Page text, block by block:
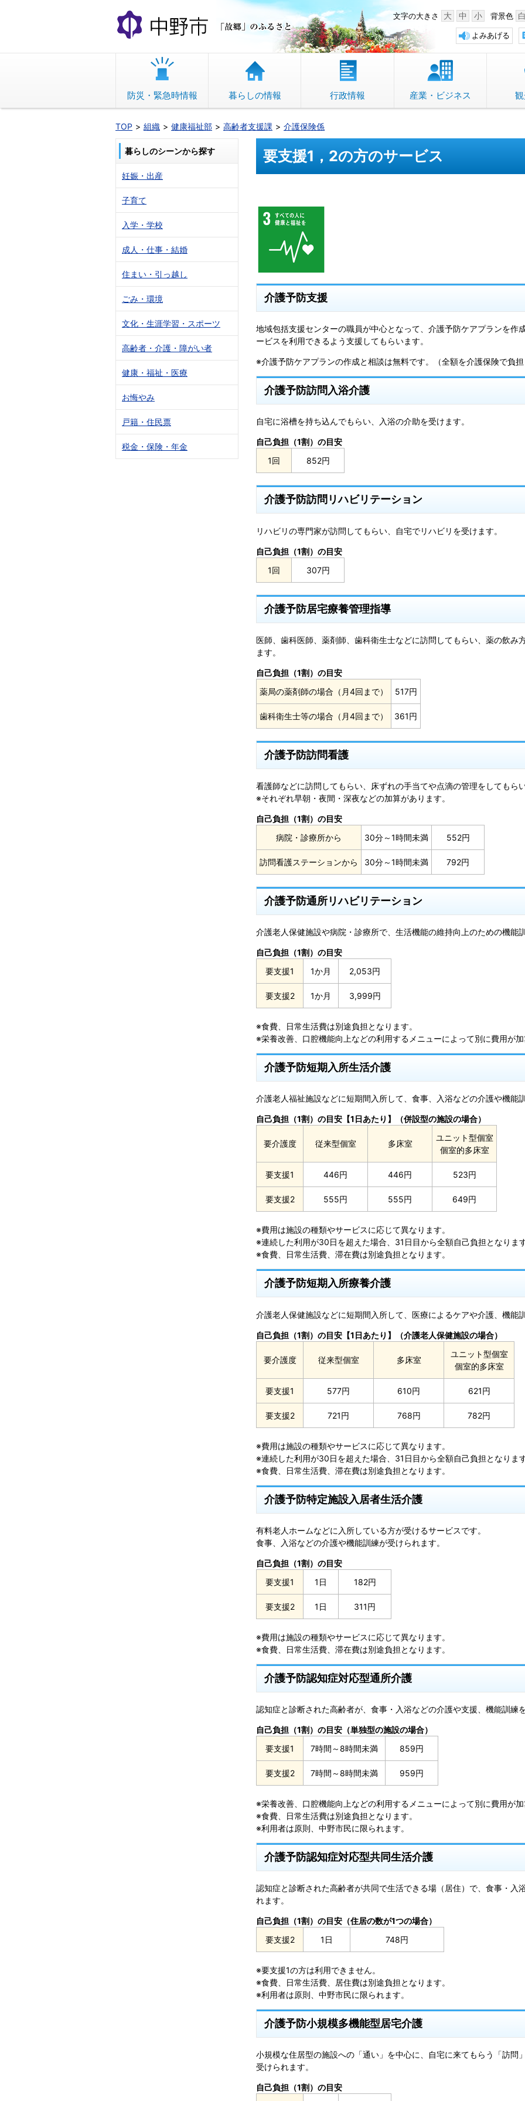
文
へ
動
中野市 「故郷」のふるさと 背景色 白
文字の大きさ 大 中 小
よみあげる
防災・緊急時情報 暮らしの情報 行政情報 産業・ビジネス
TOP 組織 健康福祉部 高齢者支援課 介護保険係
要支援1，2の方のサービス
介護予防支援
地域包括支援センターの職員が中心となって、介護予防ケアプランを作
ービスを利用できるよう支援してもらいます。
※介護予防ケアプランの作成と相談は無料です。（全額を介護保険で負担
介護予防訪問入浴介護
自宅に浴槽を持ち込んでもらい、入浴の介助を受けます。
自己負担（1割）の目安
1回
852円
介護予防訪問リハビリテーション
リハビリの専門家が訪問してもらい、自宅でリハビリを受けます。
自己負担（1割）の目安
1回
307円
介護予防居宅療養管理指導
医師、歯科医師、薬剤師、歯科衛生士などに訪問してもらい、薬の飲み
ます。
自己負担（1割）の目安
薬局の薬剤師の場合（月4回まで）
517円
歯科衛生士等の場合（月4回まで） 361円
介護予防訪問看護
看護師などに訪問してもらい、床ずれの手当てや点滴の管理をしてもらい
※それぞれ早朝・夜間・深夜などの加算があります。
自己負担（1割）の目安
病院・診療所から
30分～1時間未満 552円
訪問看護ステーションから 30分～1時間未満 792円
介護予防通所リハビリテーション
介護老人保健施設や病院・診療所で、生活機能の維持向上のための機能
自己負担（1割）の目安
要支援1
1か月 2,053円
要支援2 1か月 3,999円
※食費、日常生活費は別途負担となります。
※栄養改善、口腔機能向上などの利用するメニューによって別に費用が加
介護予防短期入所生活介護
介護老人福祉施設などに短期間入所して、食事、入浴などの介護や機能
要介護度 従来型個室 多床室
ユニット型個室
個室的多床室
自己負担（1割）の目安【1日あたり】（併設型の施設の場合）
要支援1 446円 446円 523円
要支援2 555円 555円 649円
※費用は施設の種類やサービスに応じて異なります。
※連続した利用が30日を超えた場合、31日目から全額自己負担となります
※食費、日常生活費、滞在費は別途負担となります。
介護予防短期入所療養介護
介護老人保健施設などに短期間入所して、医療によるケアや介護、機能
自己負担（1割）の目安【1日あたり】（介護老人保健施設の場合）
要介護度 従来型個室 多床室
ユニット型個室
個室的多床室
要支援1 577円 610円 621円
要支援2 721円 768円 782円
※費用は施設の種類やサービスに応じて異なります。
※連続した利用が30日を超えた場合、31日目から全額自己負担となります
※食費、日常生活費、滞在費は別途負担となります。
介護予防特定施設入居者生活介護
有料老人ホームなどに入所している方が受けるサービスです。
食事、入浴などの介護や機能訓練が受けられます。
自己負担（1割）の目安
要支援1
1日 182円
要支援2 1日 311円
※費用は施設の種類やサービスに応じて異なります。
※食費、日常生活費、滞在費は別途負担となります。
介護予防認知症対応型通所介護
認知症と診断された高齢者が、食事・入浴などの介護や支援、機能訓練
自己負担（1割）の目安（単独型の施設の場合）
要支援1
7時間～8時間未満 859円
要支援2 7時間～8時間未満 959円
※栄養改善、口腔機能向上などの利用するメニューによって別に費用が加
※食費、日常生活費は別途負担となります。
※利用者は原則、中野市民に限られます。
介護予防認知症対応型共同生活介護
認知症と診断された高齢者が共同で生活できる場（居住）で、食事・入
れます。
自己負担（1割）の目安（住居の数が1つの場合）
要支援2
1日 748円
※要支援1の方は利用できません。
※食費、日常生活費、居住費は別途負担となります。
※利用者は原則、中野市民に限られます。
介護予防小規模多機能型居宅介護
小規模な住居型の施設への「通い」を中心に、自宅に来てもらう「訪問
受けられます。
自己負担（1割）の目安
暮らしのシーンから探す
妊娠・出産
子育て
入学・学校
成人・仕事・結婚
住まい・引っ越し
ごみ・環境
文化・生涯学習・スポーツ
高齢者・介護・障がい者
健康・福祉・医療
お悔やみ
戸籍・住民票
税金・保険・年金